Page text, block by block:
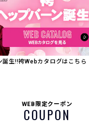
誕生!!袴Webカタログはこちら
WEB限定クーポン
COUPON